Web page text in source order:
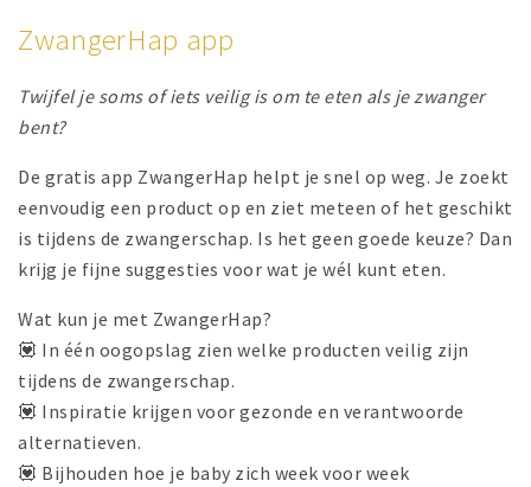
ZwangerHap app
Twijfel je soms of iets veilig is om te eten als je zwanger
bent?
De gratis app ZwangerHap helpt je snel op weg. Je zoekt
eenvoudig een product op en ziet meteen of het geschikt
is tijdens de zwangerschap. Is het geen goede keuze? Dan
krijg je fijne suggesties voor wat je wél kunt eten.
Wat kun je met ZwangerHap?
💟 In één oogopslag zien welke producten veilig zijn
tijdens de zwangerschap.
💟 Inspiratie krijgen voor gezonde en verantwoorde
alternatieven.
💟 Bijhouden hoe je baby zich week voor week